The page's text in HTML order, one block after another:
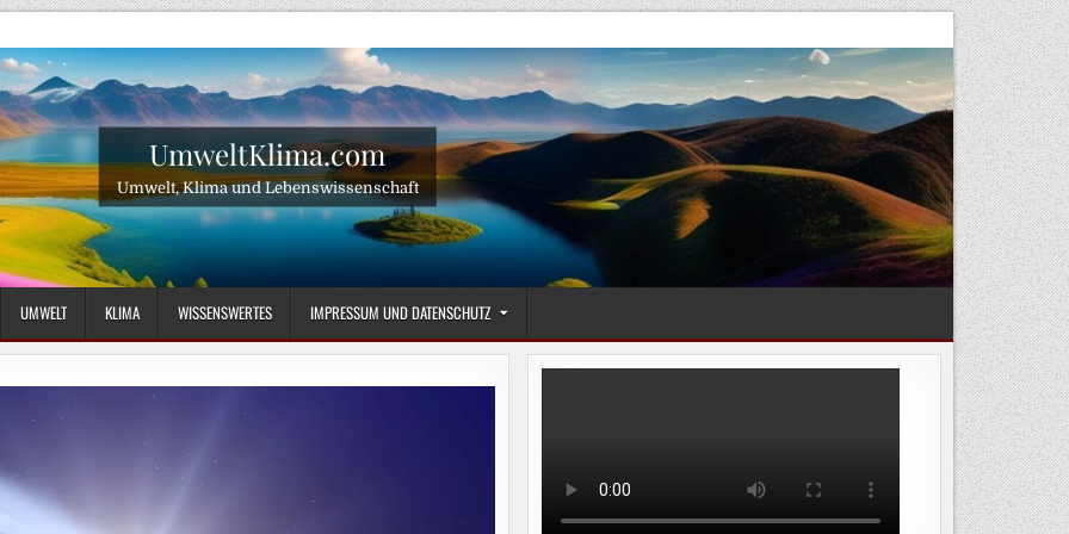
UmweltKlima.com
Umwelt, Klima und Lebenswissenschaft
UMWELT KLIMA WISSENSWERTES IMPRESSUM UND DATENSCHUTZ